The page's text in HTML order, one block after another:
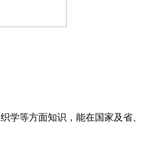
学等方面知识，能在国家及